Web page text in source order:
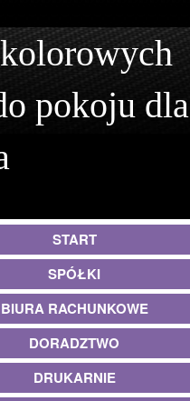
pokoju dla
START
SPÓŁKI
BIURA RACHUNKOWE
DORADZTWO
DRUKARNIE